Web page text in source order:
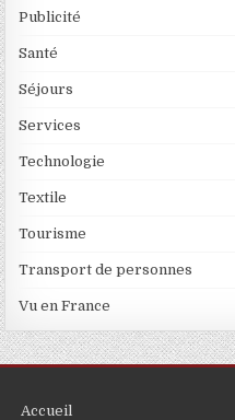
Publicité
Santé
Séjours
Services
Technologie
Textile
Tourisme
Transport de personnes
Vu en France
Accueil